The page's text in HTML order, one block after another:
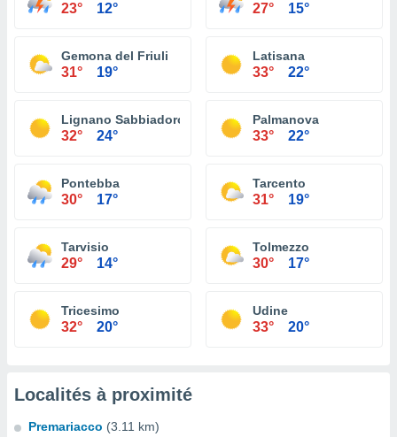
23° 12° 27° 15°
Gemona del Friuli
31° 19°
Latisana
33° 22°
Lignano Sabbiadoro
32° 24°
Palmanova
33° 22°
Pontebba
30° 17°
Tarcento
31° 19°
Tarvisio
29° 14°
Tolmezzo
30° 17°
Tricesimo
32° 20°
Udine
33° 20°
Localités à proximité
Premariacco (3.11 km)